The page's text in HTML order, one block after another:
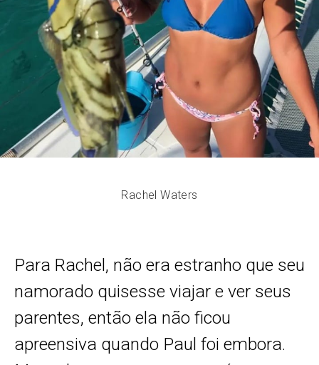
Rachel Waters
Para Rachel, não era estranho que seu
namorado quisesse viajar e ver seus
parentes, então ela não ficou
apreensiva quando Paul foi embora.